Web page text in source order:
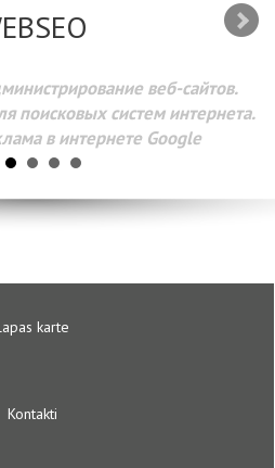
веб-сайтов.
поисковых систем интернета.
в интернете Google
karte
Kontakti